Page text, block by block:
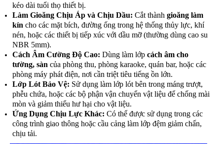
kéo dài tuổi thọ thiết bị.
Làm Gioăng Chịu Áp và Chịu Dầu: Cắt thành gioăng làm
kín cho các mặt bích, đường ống trong hệ thống thủy lực, khí
nén, hoặc các thiết bị tiếp xúc với dầu mỡ (thường dùng cao su
NBR 5mm).
Cách Âm Cường Độ Cao: Dùng làm lớp cách âm cho
tường, sàn của phòng thu, phòng karaoke, quán bar, hoặc các
phòng máy phát điện, nơi cần triệt tiêu tiếng ồn lớn.
Lớp Lót Bảo Vệ: Sử dụng làm lớp lót bên trong máng trượt,
phễu chứa, hoặc các bộ phận vận chuyển vật liệu để chống mài
mòn và giảm thiểu hư hại cho vật liệu.
Ứng Dụng Chịu Lực Khác: Có thể được sử dụng trong các
công trình giao thông hoặc cầu cảng làm lớp đệm giảm chấn,
chịu tải.